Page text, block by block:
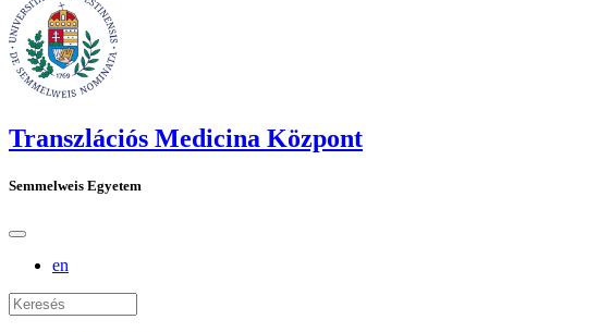
Transzlációs Medicina Központ
Semmelweis Egyetem
en